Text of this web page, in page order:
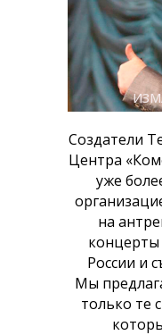
Создатели
Центра
уже
на
России и
Мы
только те